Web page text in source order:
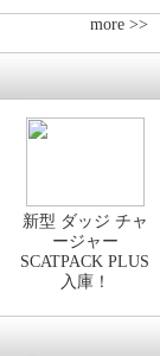
more >>
新型 ダッジ チャ
ージャー
SCATPACK PLUS
入庫！